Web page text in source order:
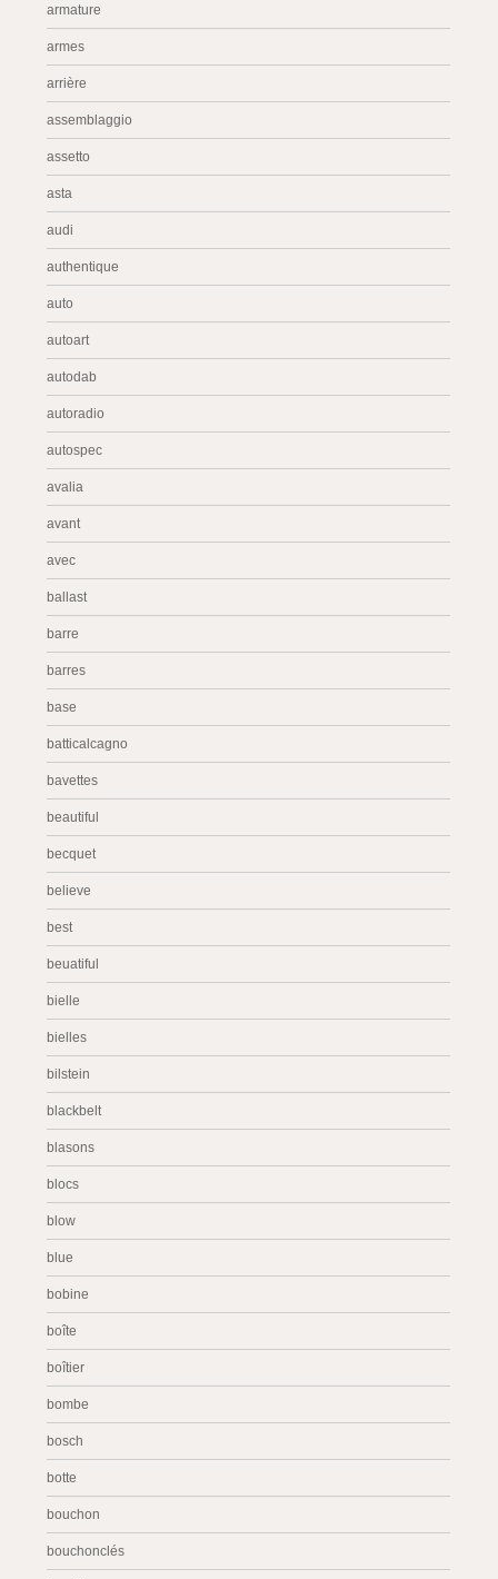
armature
armes
arrière
assemblaggio
assetto
asta
audi
authentique
auto
autoart
autodab
autoradio
autospec
avalia
avant
avec
ballast
barre
barres
base
batticalcagno
bavettes
beautiful
becquet
believe
best
beuatiful
bielle
bielles
bilstein
blackbelt
blasons
blocs
blow
blue
bobine
boîte
boîtier
bombe
bosch
botte
bouchon
bouchonclés